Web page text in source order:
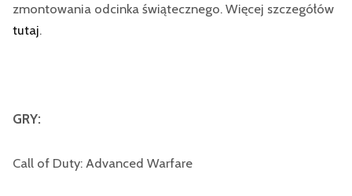
zmontowania odcinka świątecznego. Więcej szczegółów
tutaj.
GRY:
Call of Duty: Advanced Warfare